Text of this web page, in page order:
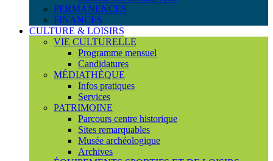
PERMANENCES
FINANCES
CULTURE & LOISIRS
VIE CULTURELLE
Programme mensuel
Candidatures
MÉDIATHÈQUE
Infos pratiques
Services
PATRIMOINE
Parcours centre historique
Sites remarquables
Musée archéologique
Archives